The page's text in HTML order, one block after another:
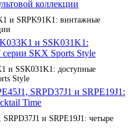
и SRPK91K1: винтажные
и SSK031K1: доступные
Style
SRPD37J1 и SRPE19J1: четыре